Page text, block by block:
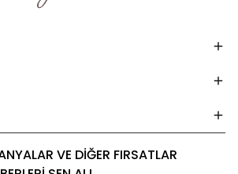
VE DİĞER FIRSATLAR